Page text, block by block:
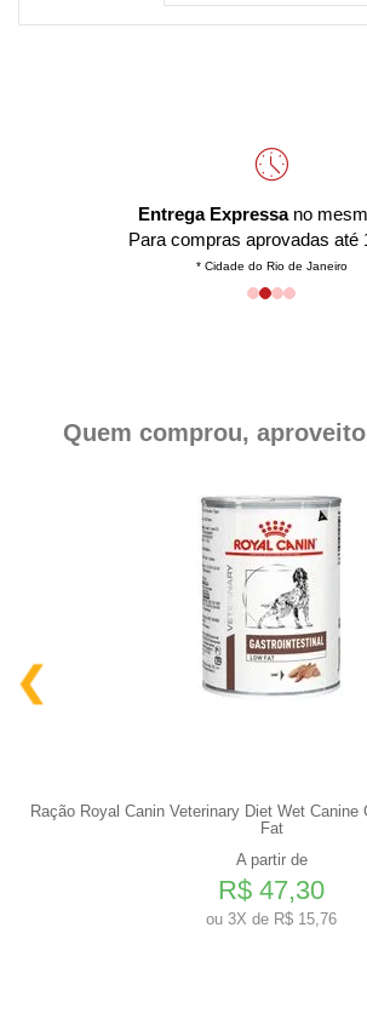
Entrega Expressano
Para compras aprovadas até
* Cidade do Rio de Janeiro
Quem comprou,
Ração Royal Canin Veterinary Diet Wet
Fat
A partir de
R$ 47,30
ou 3X de R$ 15,76